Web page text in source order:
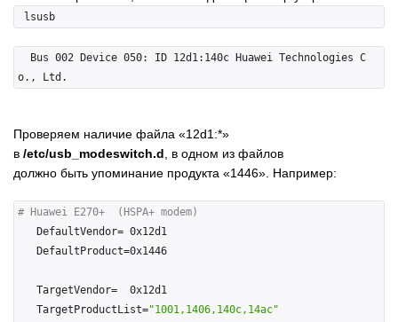
Проверяем наличие файла «12d1:*»
в /etc/usb_modeswitch.d , в одном из файлов
должно быть упоминание продукта «1446». Например:
# Huawei E270+  (HSPA+ modem)
   TargetProductList=
"1001,1406,140c,14ac"